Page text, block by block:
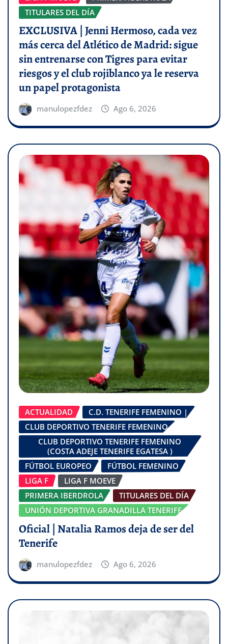
TITULARES DEL DÍA
EXCLUSIVA | Jenni Hermoso, cada vez
más cerca del Atlético de Madrid: sigue
sin entrenarse con Tigres para evitar
riesgos y el club rojiblanco ya le reserva
un papel protagonista
manulopezfdez Ago 6, 2026
ACTUALIDAD
C.D. TENERIFE FEMENINO |
CLUB DEPORTIVO TENERIFE FEMENINO
CLUB DEPORTIVO TENERIFE FEMENINO
(COSTA ADEJE TENERIFE EGATESA )
FÚTBOL EUROPEO
FÚTBOL FEMENINO
LIGA F
LIGA F MOEVE
PRIMERA IBERDROLA
TITULARES DEL DÍA
UNIÓN DEPORTIVA GRANADILLA TENERIFE
Oficial | Natalia Ramos deja de ser del
Tenerife
manulopezfdez Ago 6, 2026